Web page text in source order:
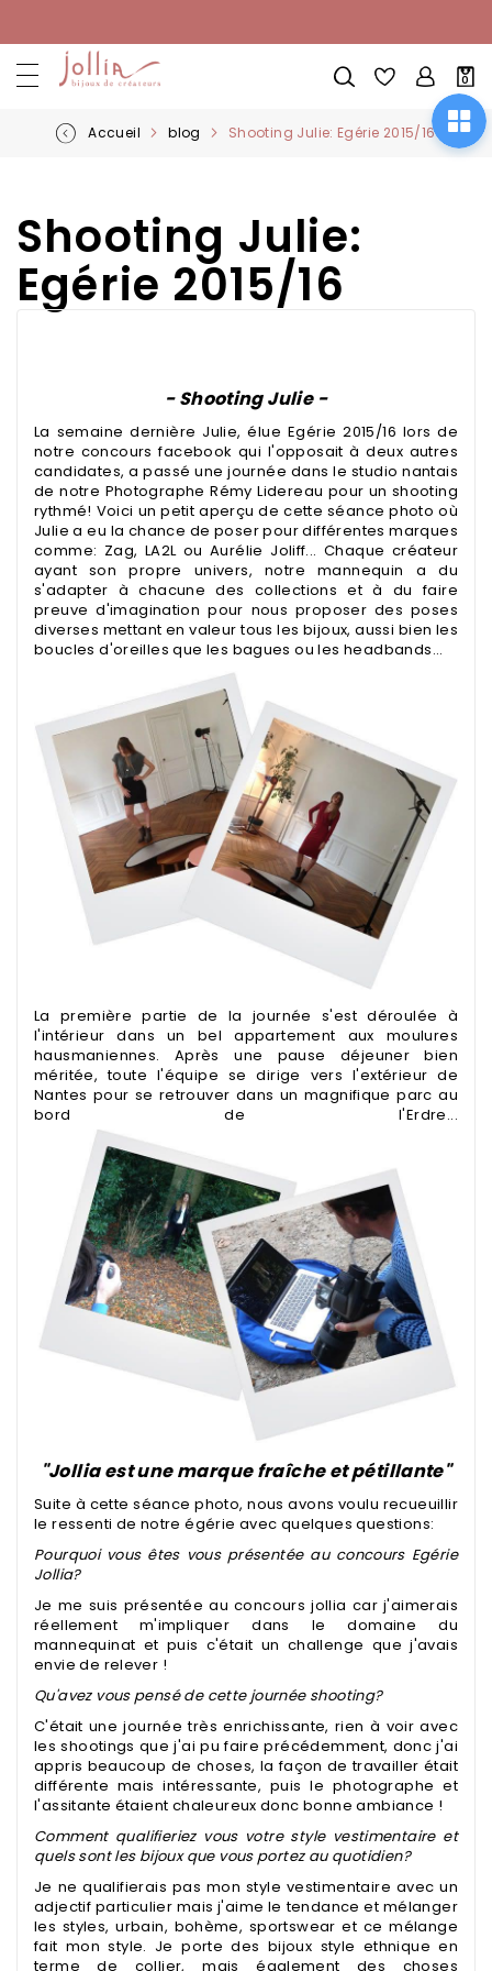
au
contenu
Mon
0
Accueil blog Shooting Julie: Egérie 2015/16
Shooting Julie:
Egérie 2015/16
- Shooting Julie -
La semaine dernière Julie, élue Egérie 2015/16 lors de
notre concours facebook qui l'opposait à deux autres
candidates, a passé une journée dans le studio nantais
de notre Photographe Rémy Lidereau pour un shooting
rythmé! Voici un petit aperçu de cette séance photo où
Julie a eu la chance de poser pour différentes marques
comme: Zag, LA2L ou Aurélie Joliff... Chaque créateur
ayant son propre univers, notre mannequin a du
s'adapter à chacune des collections et à du faire
preuve d'imagination pour nous proposer des poses
diverses mettant en valeur tous les bijoux, aussi bien les
boucles d'oreilles que les bagues ou les headbands...
La première partie de la journée s'est déroulée à
l'intérieur dans un bel appartement aux moulures
hausmaniennes. Après une pause déjeuner bien
méritée, toute l'équipe se dirige vers l'extérieur de
Nantes pour se retrouver dans un magnifique parc au
bord de l'Erdre...
"Jollia est une marque fraîche et pétillante"
Suite à cette séance photo, nous avons voulu recueuillir
le ressenti de notre égérie avec quelques questions:
Pourquoi vous êtes vous présentée au concours Egérie
Jollia?
Je me suis présentée au concours jollia car j'aimerais
réellement m'impliquer dans le domaine du
mannequinat et puis c'était un challenge que j'avais
envie de relever !
Qu'avez vous pensé de cette journée shooting?
C'était une journée très enrichissante, rien à voir avec
les shootings que j'ai pu faire précédemment, donc j'ai
appris beaucoup de choses, la façon de travailler était
différente mais intéressante, puis le photographe et
l'assitante étaient chaleureux donc bonne ambiance !
Comment qualifieriez vous votre style vestimentaire et
quels sont les bijoux que vous portez au quotidien?
Je ne qualifierais pas mon style vestimentaire avec un
adjectif particulier mais j'aime le tendance et mélanger
les styles, urbain, bohème, sportswear et ce mélange
fait mon style. Je porte des bijoux style ethnique en
terme de collier, mais également des choses